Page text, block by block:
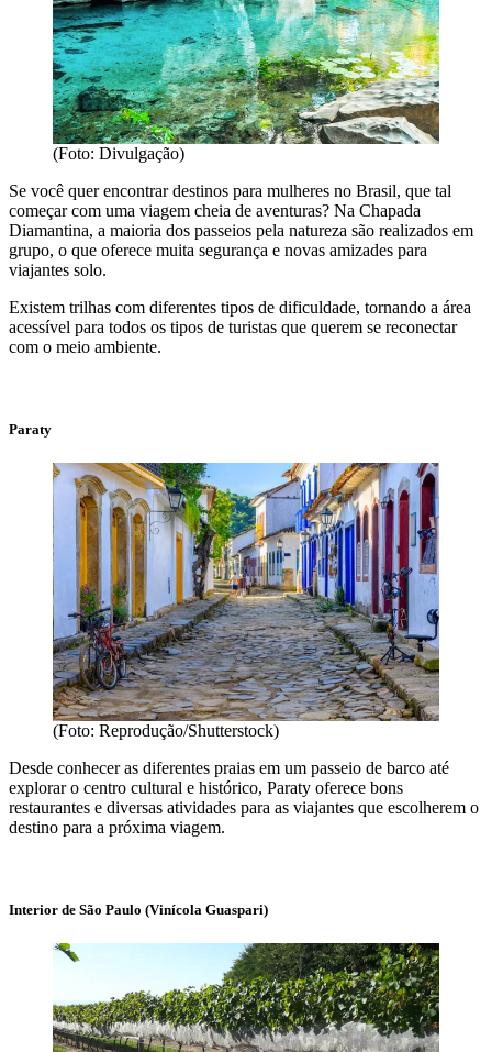
(Foto: Divulgação)
Se você quer encontrar destinos para mulheres no Brasil, que tal
começar com uma viagem cheia de aventuras? Na Chapada
Diamantina, a maioria dos passeios pela natureza são realizados em
grupo, o que oferece muita segurança e novas amizades para
viajantes solo.
Existem trilhas com diferentes tipos de dificuldade, tornando a área
acessível para todos os tipos de turistas que querem se reconectar
com o meio ambiente.
Paraty
(Foto: Reprodução/Shutterstock)
Desde conhecer as diferentes praias em um passeio de barco até
explorar o centro cultural e histórico, Paraty oferece bons
restaurantes e diversas atividades para as viajantes que escolherem o
destino para a próxima viagem.
Interior de São Paulo (Vinícola Guaspari)